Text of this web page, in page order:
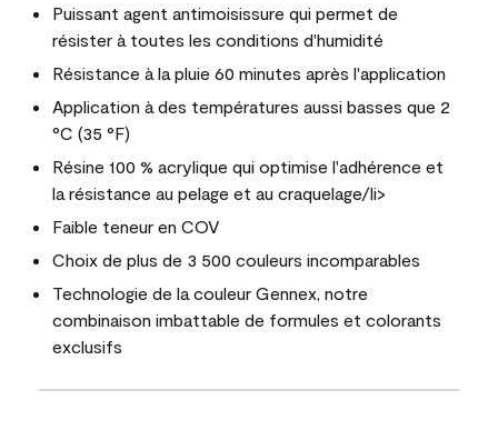
Puissant agent antimoisissure qui permet de
résister à toutes les conditions d'humidité
Résistance à la pluie 60 minutes après l'application
Application à des températures aussi basses que 2
°C (35 °F)
Résine 100 % acrylique qui optimise l'adhérence et
la résistance au pelage et au craquelage/li>
Faible teneur en COV
Choix de plus de 3 500 couleurs incomparables
Technologie de la couleur Gennex, notre
combinaison imbattable de formules et colorants
exclusifs